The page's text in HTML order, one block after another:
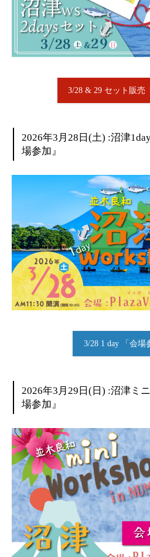
3/28 & 29 セット販売
2026年3月28日(土) :沼津
場参加』
3/28 1 day 「会場
2026年3月29日(日) :沼津ミ
場参加』